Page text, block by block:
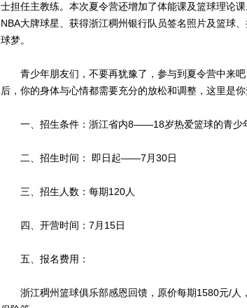
士担任主教练。本次夏令营还增加了体能课及篮球理论
NBA大牌球星、获得浙江稠州银行队员签名照片及篮球
球梦。
青少年朋友们，不要再犹豫了，参与到夏令营中来吧
后，你的身体与心情都需要充分的放松和调整，这里是你
一、招生条件：浙江省内8——18岁热爱篮球的青少
二、招生时间： 即日起——7月30日
三、招生人数：每期120人
四、开营时间：7月15日
五、报名费用：
浙江稠州篮球俱乐部感恩回馈，原价每期1580元/人